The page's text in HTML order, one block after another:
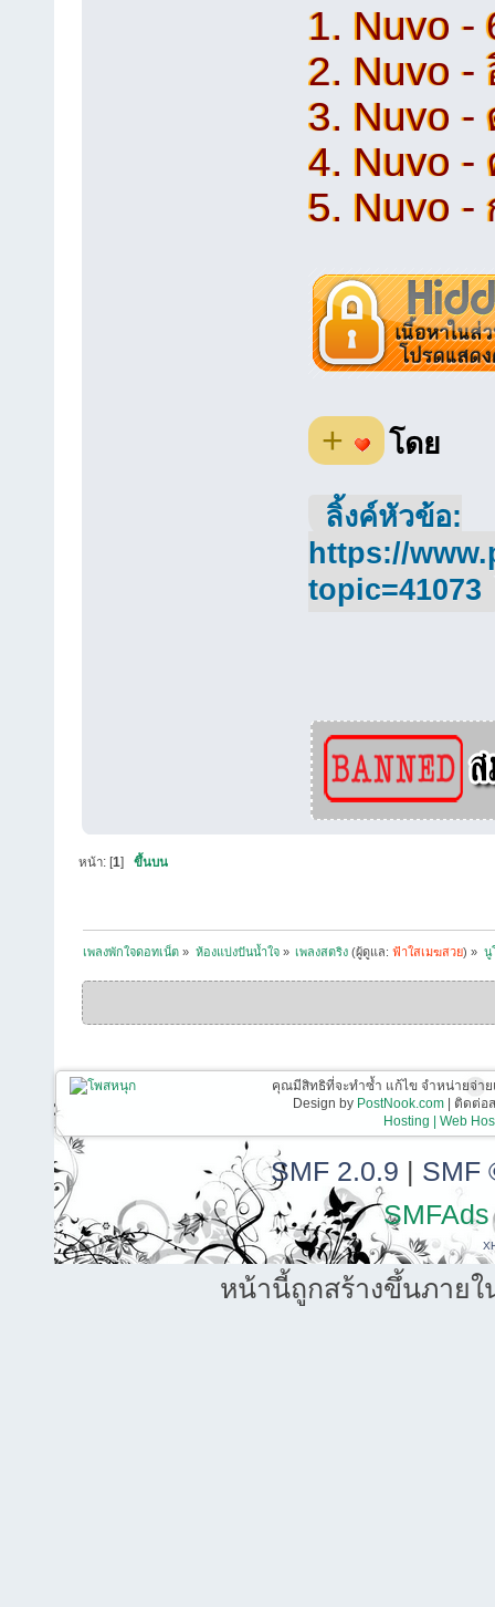
1. Nuvo -
2. Nuvo
3. Nuvo -
4. Nuvo -
5. Nuvo -
+ โดย
ลิ้งค์หัวข้อ:
https://
topic=41073
หน้า: [1]ขึ้นบน
เพลงพักใจดอทเน็ต » ห้องแบ่งปันน้ำใจ» เพลงสตริง (ผู้ดูแล:ฟ้าใสเมฆสวย) » นู
คุณมีสิทธิที่จะทำซ้ำ แก้ไข จำหน่ายจ่า
Design by PostNook.com| ติดต่อส
Hosting | Web
SMF 2.0.9 | SMF
SMFAds
หน้านี้ถูกสร้างขึ้นภายใ